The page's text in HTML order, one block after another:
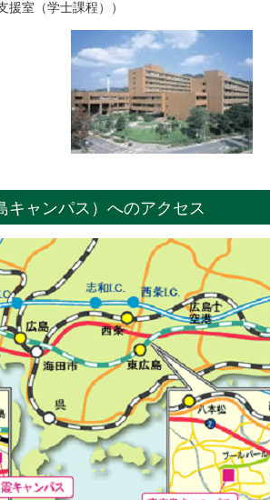
室（学士課程））
キャンパス）へのアクセス